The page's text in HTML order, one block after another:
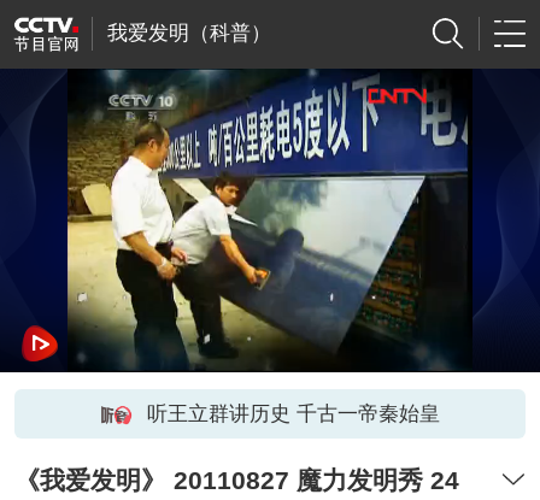
我爱发明（科普）
听王立群讲历史 千古一帝秦始皇
《我爱发明》 20110827 魔力发明秀 24